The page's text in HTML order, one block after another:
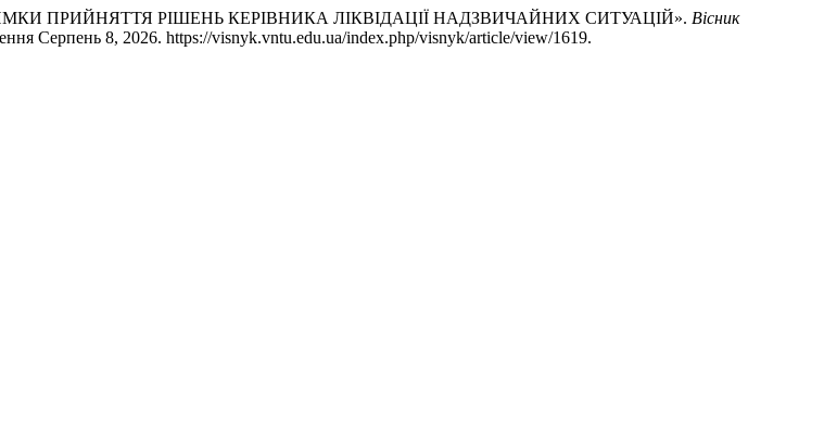
ПРИЙНЯТТЯ РІШЕНЬ КЕРІВНИКА ЛІКВІДАЦІЇ НАДЗВИЧАЙНИХ СИТУАЦІЙ». Вісник
Серпень 8, 2026. https://visnyk.vntu.edu.ua/index.php/visnyk/article/view/1619.